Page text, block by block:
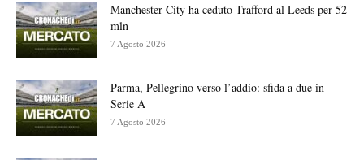
Manchester City ha ceduto Trafford al Leeds per 52
mln
7 Agosto 2026
Parma, Pellegrino verso l’addio: sfida a due in
Serie A
7 Agosto 2026